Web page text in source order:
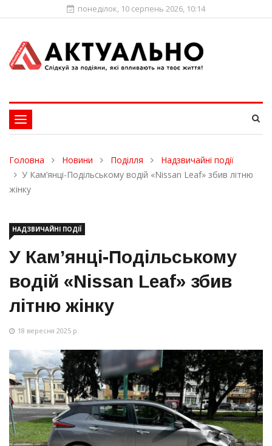
понеділок, 10 серпень 2026, 10:14
Toggle
navigation
Головна Новини Поділля
Надзвичайні події
У Кам’янці-Подільському водій «Nissan Leaf» збив літню
жінку
НАДЗВИЧАЙНІ ПОДІЇ
У Кам’янці-Подільському
водій «Nissan Leaf» збив
літню жінку
18 вересня 2025 р.